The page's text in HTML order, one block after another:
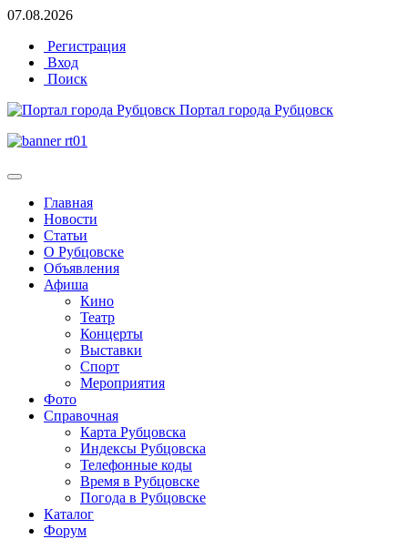
07.08.2026
Регистрация
Вход
Поиск
Портал города Рубцовск
Главная
Новости
Статьи
О Рубцовске
Объявления
Афиша
Кино
Театр
Концерты
Выставки
Спорт
Мероприятия
Фото
Справочная
Карта Рубцовска
Индексы Рубцовска
Телефонные коды
Время в Рубцовске
Погода в Рубцовске
Каталог
Форум